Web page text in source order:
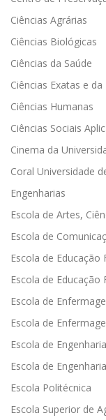
Ciências Agrárias
Ciências Biológicas
Ciências da Saúde
Ciências Exatas e da
Ciências Humanas
Ciências Sociais
Cinema da
Coral Universidade
Engenharias
Escola de Artes,
Escola de
Escola de Educação
Escola de Educação
Escola de
Escola de
Escola de
Escola de
Escola Politécnica
Escola Superior de